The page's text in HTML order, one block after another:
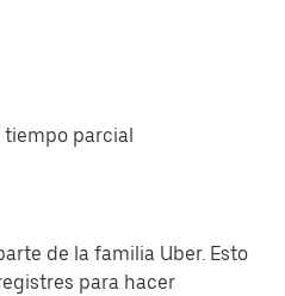
tiempo parcial
de la familia Uber. Esto
para hacer